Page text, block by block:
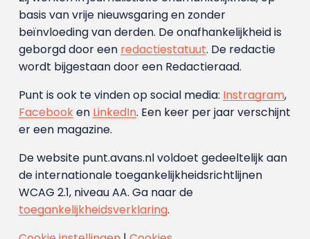
basis van vrije nieuwsgaring en zonder
beïnvloeding van derden. De onafhankelijkheid is
geborgd door een redactiestatuut. De redactie
wordt bijgestaan door een Redactieraad.
Punt is ook te vinden op social media: Instragram,
Facebooken LinkedIn. Een keer per jaar verschijnt
er een magazine.
De website punt.avans.nl voldoet gedeeltelijk aan
de internationale toegankelijkheidsrichtlijnen
WCAG 2.1, niveau AA. Ga naar de
toegankelijkheidsverklaring.